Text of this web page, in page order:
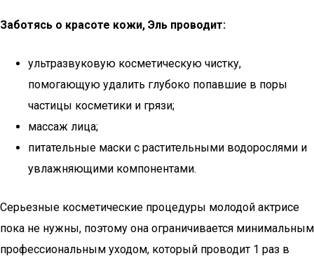
Заботясь о красоте кожи, Эль проводит:
ультразвуковую косметическую чистку,
помогающую удалить глубоко попавшие в поры
частицы косметики и грязи;
массаж лица;
питательные маски с растительными водорослями и
увлажняющими компонентами.
Серьезные косметические процедуры молодой актрисе
пока не нужны, поэтому она ограничивается минимальным
профессиональным уходом, который проводит 1 раз в